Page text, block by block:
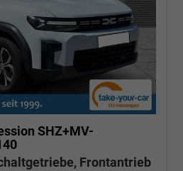
SHZ+MV-
Frontantrieb